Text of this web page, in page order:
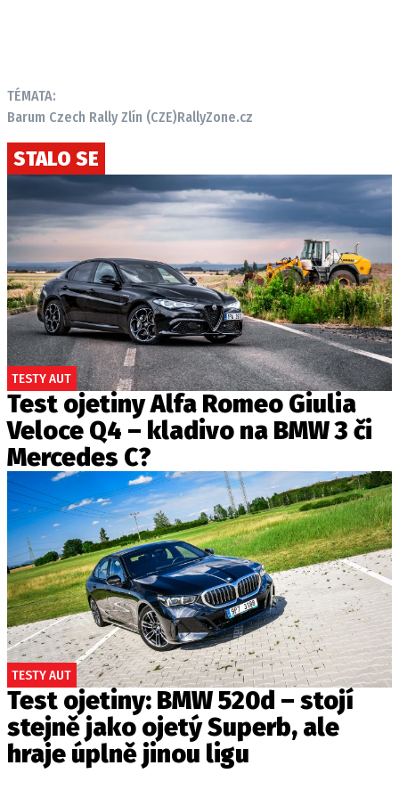
TÉMATA:
Barum Czech Rally Zlín (CZE)RallyZone.cz
STALO SE
TESTY AUT
Test ojetiny Alfa Romeo Giulia
Veloce Q4 – kladivo na BMW 3 či
Mercedes C?
TESTY AUT
Test ojetiny: BMW 520d – stojí
stejně jako ojetý Superb, ale
hraje úplně jinou ligu